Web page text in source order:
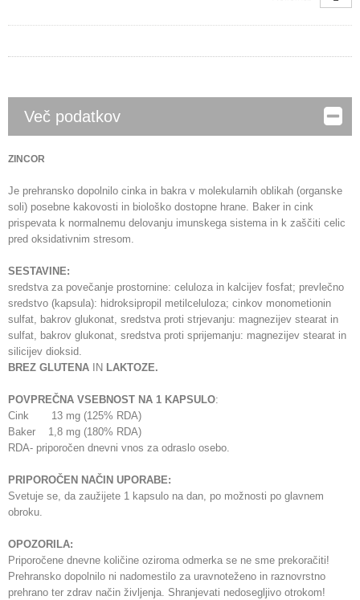
Več podatkov
ZINCOR
Je prehransko dopolnilo cinka in bakra v molekularnih oblikah (organske
soli) posebne kakovosti in biološko dostopne hrane. Baker in cink
prispevata k normalnemu delovanju imunskega sistema in k zaščiti celic
pred oksidativnim stresom.
SESTAVINE:
sredstva za povečanje prostornine: celuloza in kalcijev fosfat; prevlečno
sredstvo (kapsula): hidroksipropil metilceluloza; cinkov monometionin
sulfat, bakrov glukonat, sredstva proti strjevanju: magnezijev stearat in
sulfat, bakrov glukonat, sredstva proti sprijemanju: magnezijev stearat in
silicijev dioksid.
BREZ GLUTENA
IN LAKTOZE.
POVPREČNA VSEBNOST NA 1 KAPSULO:
Cink 13 mg (125% RDA)
Baker 1,8 mg (180% RDA)
RDA- priporočen dnevni vnos za odraslo osebo.
PRIPOROČEN NAČIN UPORABE:
Svetuje se, da zaužijete 1 kapsulo na dan, po možnosti po glavnem
obroku.
OPOZORILA:
Priporočene dnevne količine oziroma odmerka se ne sme prekoračiti!
Prehransko dopolnilo ni nadomestilo za uravnoteženo in raznovrstno
prehrano ter zdrav način življenja. Shranjevati nedosegljivo otrokom!